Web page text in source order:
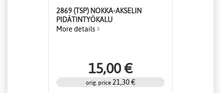
2869 (TSP) NOKKA-AKSELIN
PIDÄTINTYÖKALU
More details
15,00 €
orig. price 21,30 €